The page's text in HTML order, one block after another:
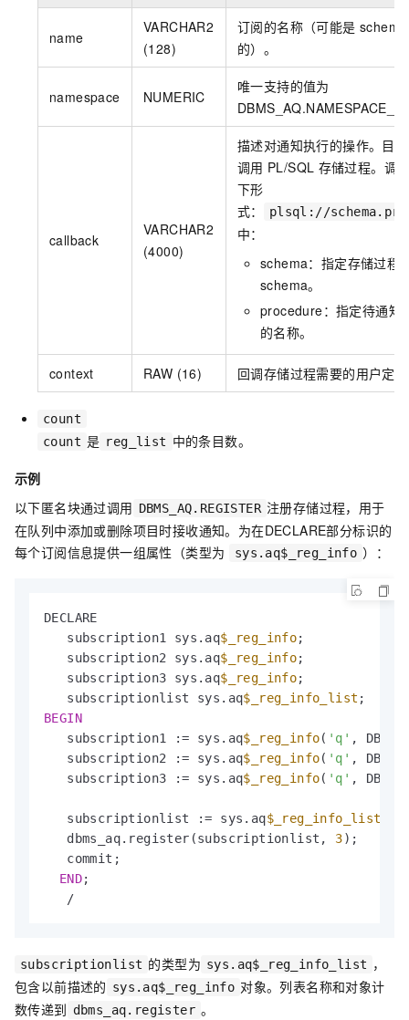
name
VARCHAR2
(128)
订阅的名称（可能是
的）。
namespace NUMERIC
唯一支持的值为
callback
VARCHAR2
(4000)
描述对通知执行的操作。目
调用 PL/SQL 存储过程。调
下形
式：
plsql://
中：
schema：指定存储过程
schema。
procedure：指定待通知
的名称。
context RAW (16) 回调存储过程需要的用户定
count
count 是 reg_list 中的条目数。
示例
以下匿名块通过调用 DBMS_AQ.REGISTER 注册存储过程，用于
在队列中添加或删除项目时接收通知。为在DECLARE部分标识的
每个订阅信息提供一组属性（类型为
sys.aq$_reg_info ）：
DECLARE
   subscription1 sys.aq
$_reg_info;
   subscription2 sys.aq
$_reg_info;
   subscription3 sys.aq
$_reg_info;
   subscriptionlist sys.aq
$_reg_info_list
BEGIN
   subscription1 := sys.aq
$_reg_info( 'q' ,
   subscription2 := sys.aq
$_reg_info( 'q' ,
   subscription3 := sys.aq
$_reg_info( 'q' ,
   subscriptionlist := sys.aq
$_reg_info_list
   dbms_aq.register(subscriptionlist,
3);
   commit;
END;
   /
subscriptionlist 的类型为 sys.aq$_reg_info_list ，
包含以前描述的 sys.aq$_reg_info 对象。列表名称和对象计
数传递到 dbms_aq.register 。